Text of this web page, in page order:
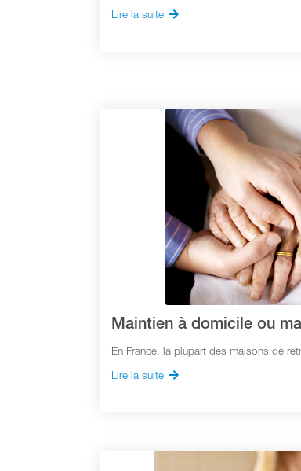
Lire la suite
Maintien à domicile ou
En France, la plupart des maisons de
Lire la suite